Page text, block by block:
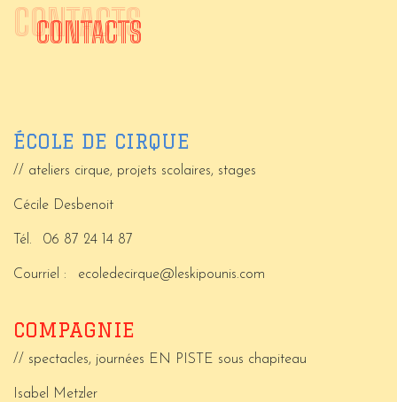
CONTACTS
CONTACTS
ÉCOLE DE CIRQUE
// ateliers cirque, projets scolaires, stages
Cécile Desbenoit
Tél. 06 87 24 14 87
Courriel : ecoledecirque@leskipounis.com
COMPAGNIE
// spectacles, journées EN PISTE sous chapiteau
Isabel Metzler